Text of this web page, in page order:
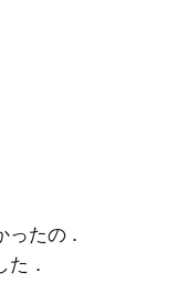
たの．
．